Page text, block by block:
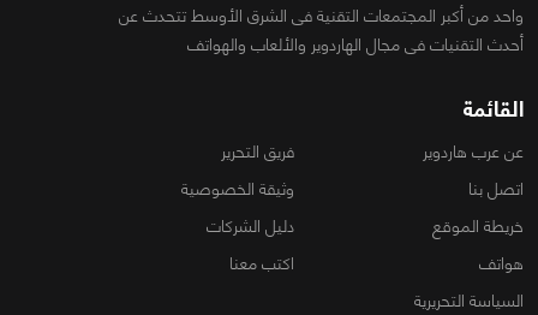
واحد من أكبر المجتمعات التقنية فى الشرق الأوسط تتحدث عن
أحدث التقنيات فى مجال الهاردوير والألعاب والهواتف
القائمة
عن عرب هاردوير
فريق التحرير
اتصل بنا
وثيقة الخصوصية
خريطة الموقع
دليل الشركات
هواتف
اكتب معنا
السياسة التحريرية